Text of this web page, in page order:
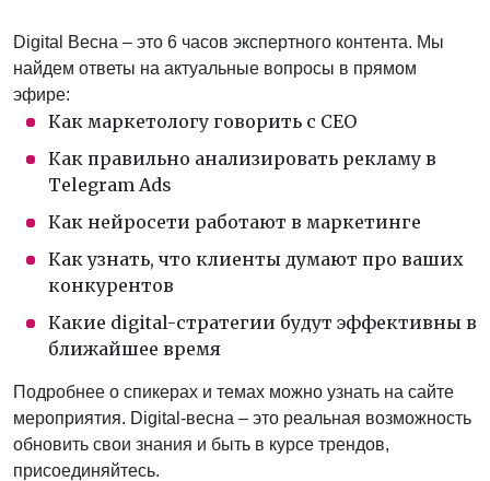
Digital Весна – это 6 часов экспертного контента. Мы
найдем ответы на актуальные вопросы в прямом
эфире:
Как маркетологу говорить с СЕО
Как правильно анализировать рекламу в
Telegram Ads
Как нейросети работают в маркетинге
Как узнать, что клиенты думают про ваших
конкурентов
Какие digital-стратегии будут эффективны в
ближайшее время
Подробнее о спикерах и темах можно узнать на сайте
мероприятия. Digital-весна – это реальная возможность
обновить свои знания и быть в курсе трендов,
присоединяйтесь.